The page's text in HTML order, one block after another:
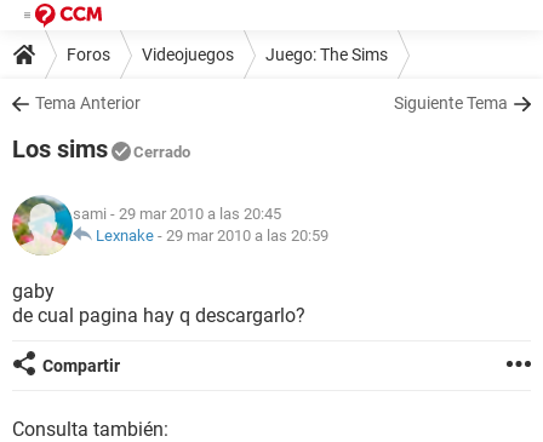
Foros Videojuegos Juego: The Sims
Tema Anterior Siguiente Tema
Los sims Cerrado
sami - 29 mar 2010 a las 20:45
Lexnake - 29 mar 2010 a las 20:59
gaby
de cual pagina hay q descargarlo?
Compartir
Consulta también: